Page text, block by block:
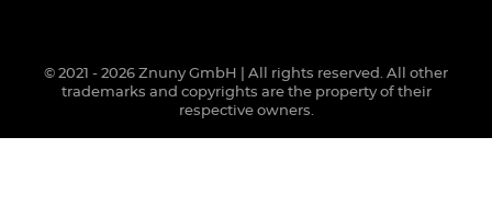
© 2021 - 2026 Znuny GmbH | All rights reserved. All other
trademarks and copyrights are the property of their
respective owners.